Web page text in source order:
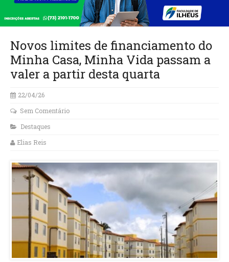
Novos limites de financiamento do
Minha Casa, Minha Vida passam a
valer a partir desta quarta
22/04/26
Sem Comentário
Destaques
Elias Reis